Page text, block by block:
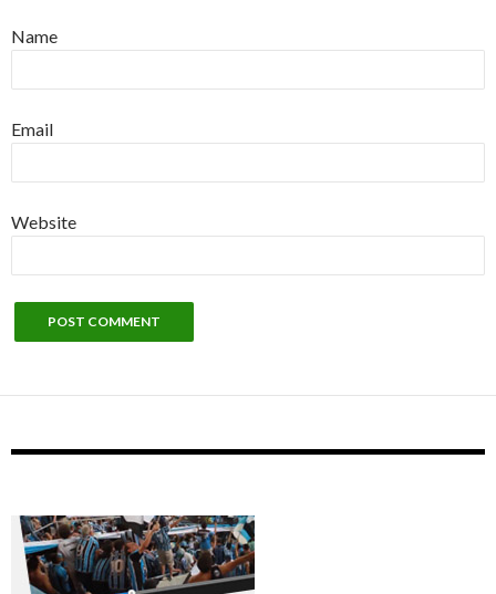
Name
Email
Website